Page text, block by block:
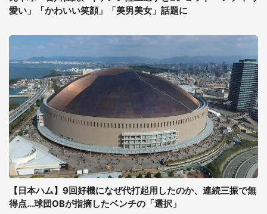
愛い」「かわいい笑顔」「美男美女」話題に
【日本ハム】9回好機になぜ代打起用したのか、連続三振で無
得点...球団OBが指摘したベンチの「選択」